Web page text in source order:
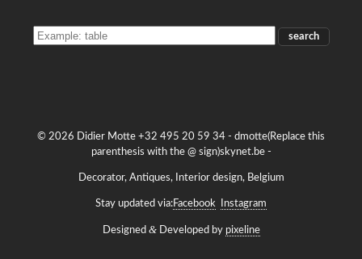
SEARCH
© 2026 Didier Motte +32 495 20 59 34 - dmotte(Replace this
parenthesis with the @ sign)skynet.be-
Decorator, Antiques, Interior design, Belgium
Stay updated via:Facebook Instagram
Designed &Developed by pixeline